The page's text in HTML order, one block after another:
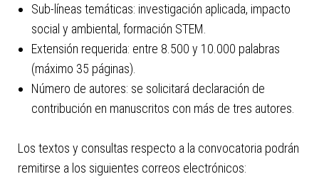
Sub-líneas temáticas: investigación aplicada, impacto
social y ambiental, formación STEM.
Extensión requerida: entre 8.500 y 10.000 palabras
(máximo 35 páginas).
Número de autores: se solicitará declaración de
contribución en manuscritos con más de tres autores.
Los textos y consultas respecto a la convocatoria podrán
remitirse a los siguientes correos electrónicos: